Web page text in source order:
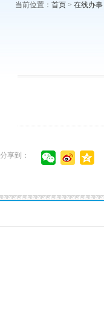
当前位置： 首页 > 在线办事
分享到：